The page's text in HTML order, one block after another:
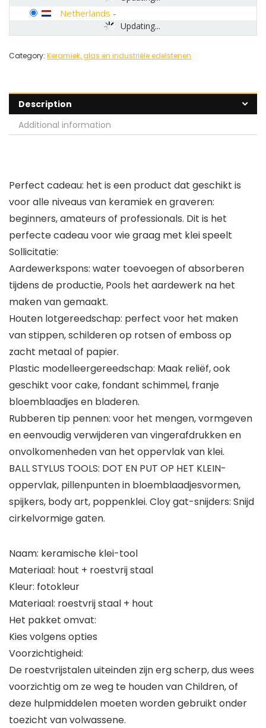
Updating...
Netherlands -
Category: Keramiek, glas en industriële edelstenen
Description
Additional information
Perfect cadeau: het is een product dat geschikt is
voor alle niveaus van keramiek en graveren:
beginners, amateurs of professionals. Dit is het
perfecte cadeau voor wie graag met klei speelt
Sollicitatie:
Aardewerkspons: water toevoegen of absorberen
tijdens de productie, Pools het aardewerk na het
maken van gemaakt.
Houten lotgereedschap: perfect voor het maken
van stippen, schilderen op rotsen of emboss op
zacht metaal of papier.
Plastic modelleergereedschap: Maak reliëf, ook
geschikt voor cake, fondant schimmel, franje
bloemblaadjes en bladeren.
Rubberen tip pennen: voor het mengen, vormgeven
en eenvoudig verwijderen van vingerafdrukken en
onvolkomenheden van het oppervlak van klei.
BALL STYLUS TOOLS: DOT EN PUT OP HET KLEIN-
oppervlak, pillenpunten in bloemblaadjesvormen,
spijkers, body art, poppenklei. Cloy gat-snijders: Snijd
cirkelvormige gaten.
Naam: keramische klei-tool
Materiaal: hout + roestvrij staal
Kleur: fotokleur
Materiaal: roestvrij staal + hout
Het pakket omvat:
Kies volgens opties
Voorzichtigheid:
De roestvrijstalen uiteinden zijn erg scherp, dus wees
voorzichtig om ze weg te houden van Children, of
deze hulpmiddelen moeten worden gebruikt onder
toezicht van volwassene.